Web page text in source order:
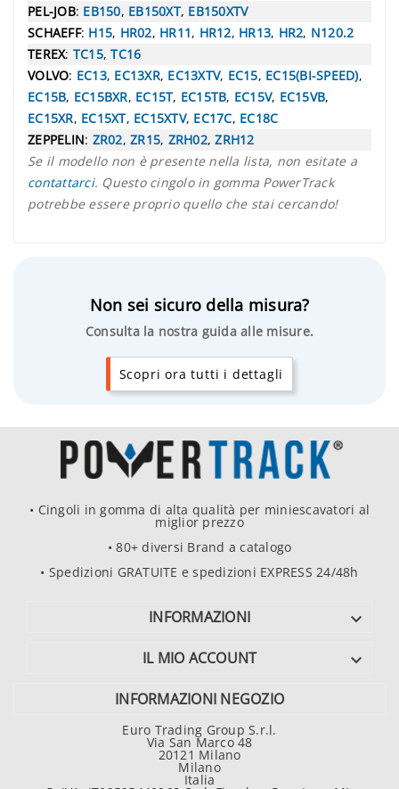
PEL-JOB: EB150, EB150XT, EB150XTV
SCHAEFF: H15, HR02, HR11, HR12, HR13, HR2, N120.2
TEREX: TC15,TC16
VOLVO: EC13, EC13XR, EC13XTV, EC15, EC15(BI-SPEED),
EC15B, EC15BXR, EC15T, EC15TB, EC15V, EC15VB,
EC15XR, EC15XT, EC15XTV, EC17C, EC18C
ZEPPELIN: ZR02, ZR15, ZRH02,ZRH12
Se il modello non è presente nella lista, non esitate a
contattarci. Questo cingolo in gomma PowerTrack
potrebbe essere proprio quello che stai cercando!
Non sei sicuro della misura?
Consulta la nostra guida alle misure.
Scopri ora tutti i dettagli
• Cingoli in gomma di alta qualità per miniescavatori al
miglior prezzo
• 80+ diversi Brand a catalogo
• Spedizioni GRATUITE e spedizioni EXPRESS 24/48h
INFORMAZIONI 
IL MIO ACCOUNT 
INFORMAZIONI NEGOZIO
Euro Trading Group S.r.l.
Via San Marco 48
20121 Milano
Milano
Italia